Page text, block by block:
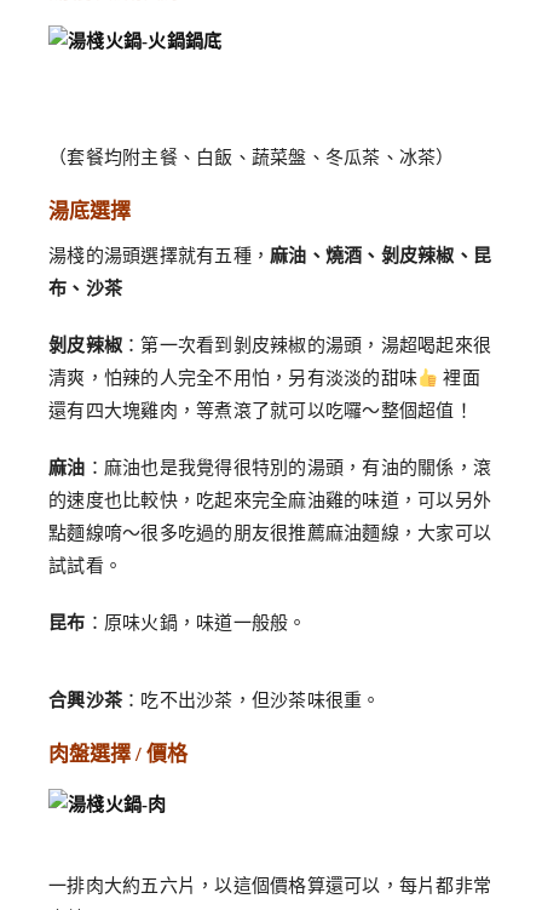
（套餐均附主餐、白飯、蔬菜盤、冬瓜茶、冰茶）
湯底選擇
湯棧的湯頭選擇就有五種， 麻油、燒酒、剝皮辣椒、昆
布、沙茶
剝皮辣椒 ：第一次看到剝皮辣椒的湯頭，湯超喝起來很
清爽，怕辣的人完全不用怕，另有淡淡的甜味
裡面
還有四大塊雞肉，等煮滾了就可以吃囉～整個超值！
麻油 ：麻油也是我覺得很特別的湯頭，有油的關係，滾
的速度也比較快，吃起來完全麻油雞的味道，可以另外
點麵線唷～很多吃過的朋友很推薦麻油麵線，大家可以
試試看。
昆布 ：原味火鍋，味道一般般。
合興沙茶：吃不出沙茶，但沙茶味很重。
肉盤選擇 / 價格
一排肉大約五六片，以這個價格算還可以，每片都非常